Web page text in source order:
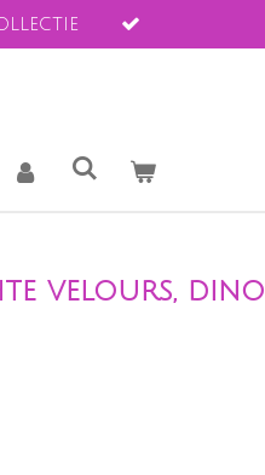
velours, dino